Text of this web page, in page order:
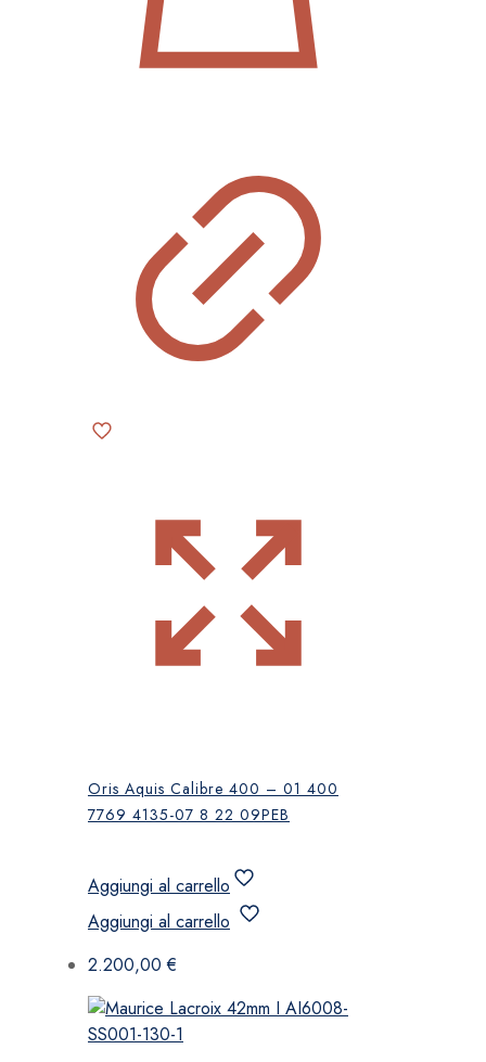
Oris Aquis Calibre 400 – 01 400
7769 4135-07 8 22 09PEB
Aggiungi al carrello
Aggiungi al carrello
2.200,00€